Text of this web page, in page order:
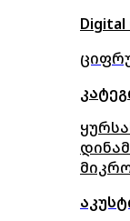
Digital